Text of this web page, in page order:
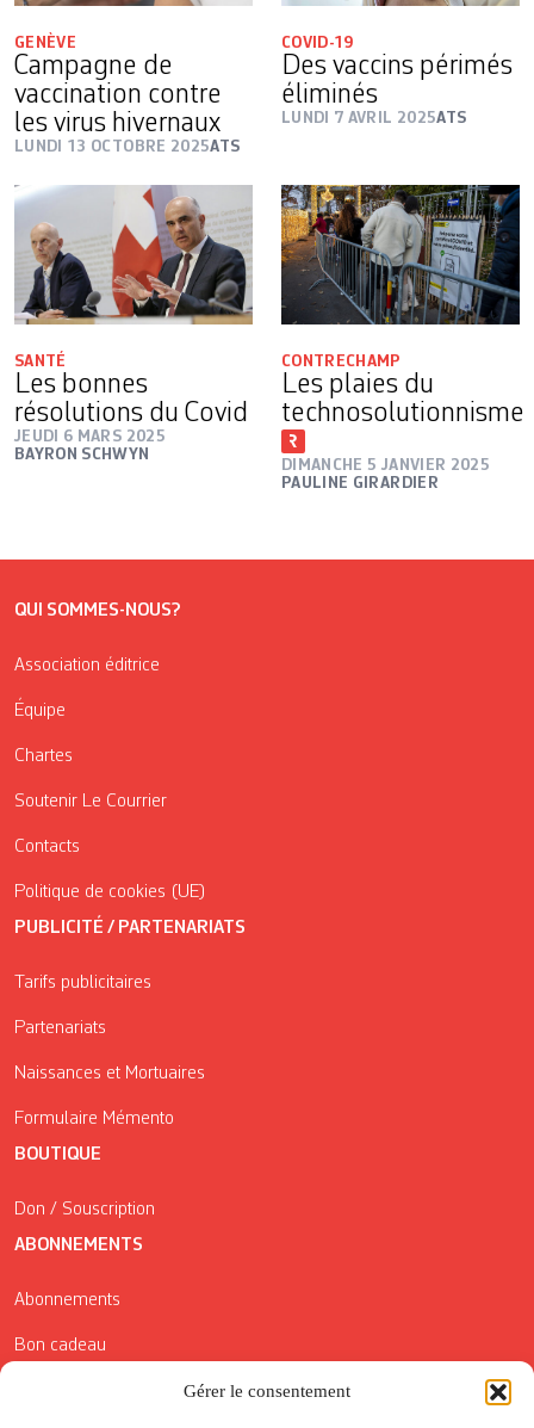
Gérer le consentement
GENÈVE
Campagne de
vaccination contre
les virus hivernaux
LUNDI 13 OCTOBRE 2025ATS
COVID-19
Des vaccins périmés
éliminés
LUNDI 7 AVRIL 2025ATS
SANTÉ
Les bonnes
résolutions du Covid
JEUDI 6 MARS 2025
BAYRON SCHWYN
CONTRECHAMP
Les plaies du
technosolutionnisme
DIMANCHE 5 JANVIER 2025
PAULINE GIRARDIER
QUI SOMMES-NOUS?
Association éditrice
Équipe
Chartes
Soutenir Le Courrier
Contacts
Politique de cookies (UE)
PUBLICITÉ / PARTENARIATS
Tarifs publicitaires
Partenariats
Naissances et Mortuaires
Formulaire Mémento
BOUTIQUE
Don / Souscription
ABONNEMENTS
Abonnements
Bon cadeau
Conditions générales de vente